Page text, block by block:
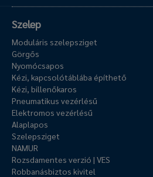
Szelep
Moduláris szelepsziget
Görgős
Nyomócsapos
Kézi, kapcsolótáblába építhető
Kézi, billenőkaros
Pneumatikus vezérlésű
Elektromos vezérlésű
Alaplapos
Szelepsziget
NAMUR
Rozsdamentes verzió | VES
Robbanásbiztos kivitel